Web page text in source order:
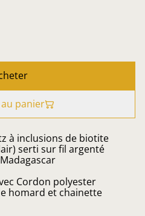
panier
à inclusions de biotite
serti sur fil argenté
Cordon polyester
homard et chainette